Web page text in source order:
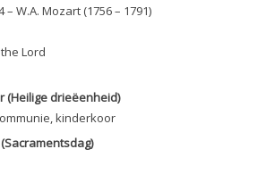
W.A. Mozart (1756 – 1791)
Lord
(Heilige drieëenheid)
kinderkoor